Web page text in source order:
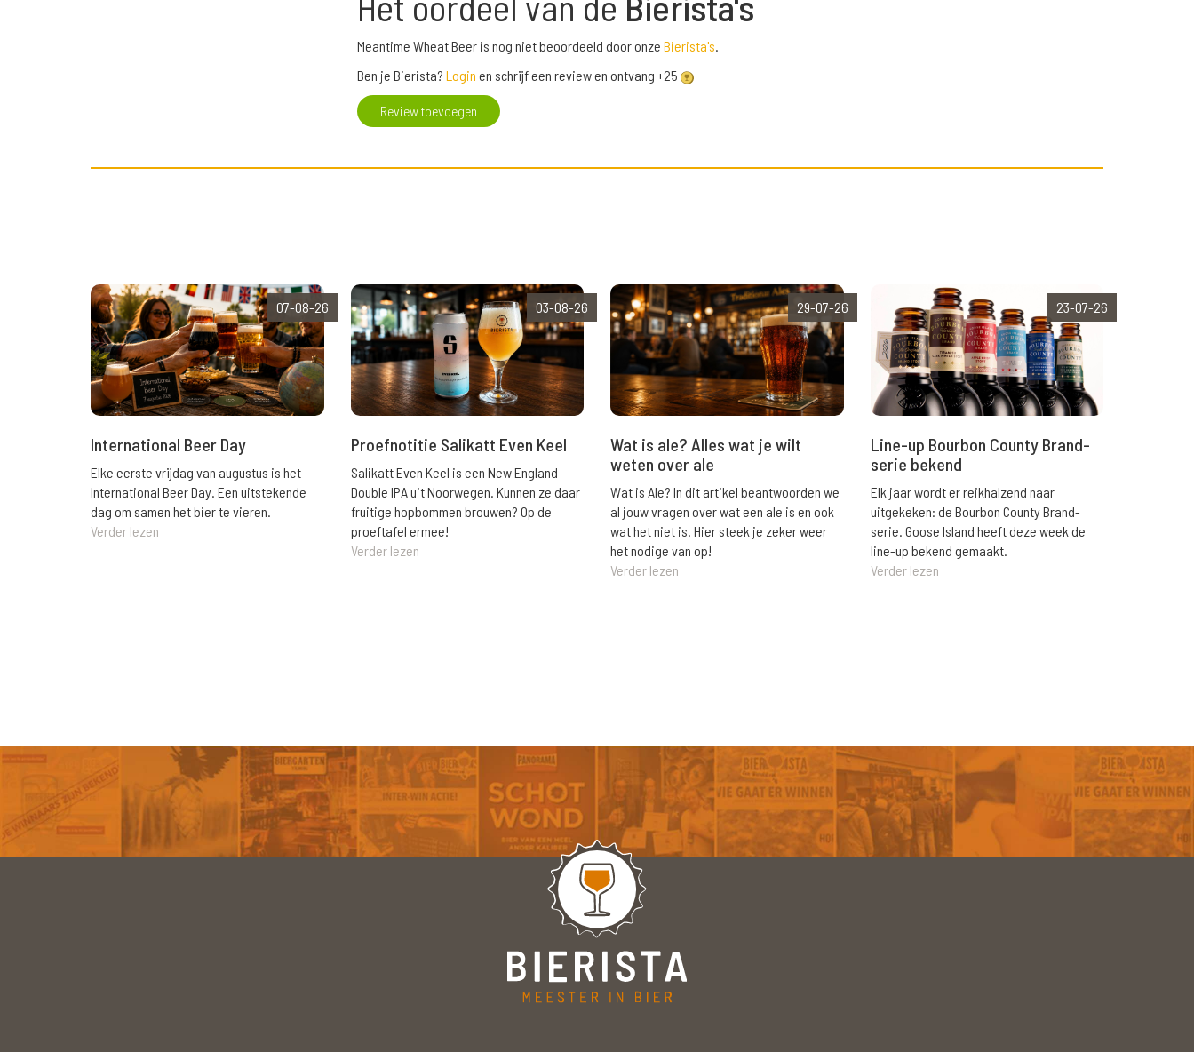
Meantime Wheat Beer is nog niet beoordeeld door onze Bierista's.
Ben je Bierista? Login en schrijf een review en ontvang +25
Review toevoegen
07-08-26
International Beer Day
Elke eerste vrijdag van augustus is het
International Beer Day. Een uitstekende
dag om samen het bier te vieren.
Verder lezen
03-08-26
Proefnotitie Salikatt Even Keel
Salikatt Even Keel is een New England
Double IPA uit Noorwegen. Kunnen ze daar
fruitige hopbommen brouwen? Op de
proeftafel ermee!
Verder lezen
29-07-26
Wat is ale? Alles wat je wilt
weten over ale
Wat is Ale? In dit artikel beantwoorden we
al jouw vragen over wat een ale is en ook
wat het niet is. Hier steek je zeker weer
het nodige van op!
Verder lezen
23-07-26
Line-up Bourbon County Brand-
serie bekend
Elk jaar wordt er reikhalzend naar
uitgekeken: de Bourbon County Brand-
serie. Goose Island heeft deze week de
line-up bekend gemaakt.
Verder lezen